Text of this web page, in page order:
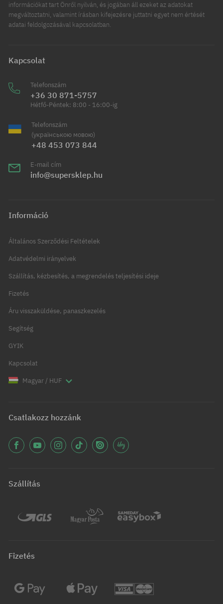
információkat tart Önről nyilván, és jogában áll ezeket az adatokat
megváltoztatni, valamint írásban kifejezésre juttatni egyet nem értését
adatai feldolgozásával kapcsolatban.
Kapcsolat
Telefonszám
+36 30 871-5757
Hétfő-Péntek: 8:00 - 16:00-ig
Telefonszám
(українською мовою)
+48 453 073 844
E-mail cím
info@supersklep.hu
Információ
Általános Szerződési Feltételek
Adatvédelmi irányelvek
Szállítás, kézbesítés, a megrendelés teljesítési ideje
Fizetés
Áru visszaküldése, panaszkezelés
Segítség
GYIK
Kapcsolat
Magyar / HUF
Csatlakozz hozzánk
Szállítás
Fizetés